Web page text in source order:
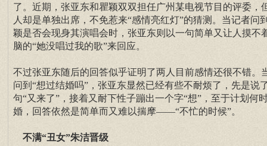
了。近期，张亚东和瞿颖双双担任广州某电视节目的评委，
人却是单独出席，不免惹来“感情亮红灯”的猜测。当记者问
颖是否会现身其演唱会时，张亚东则以一句简单又让人摸不
脑的“她没唱过我的歌”来回应。
不过张亚东随后的回答似乎证明了两人目前感情还很不错。
问到“想过结婚吗”，张亚东显然已经有些不耐烦了，先是说
句“又来了”，接着又耐下性子蹦出一个字“想”，至于计划何
婚，回答依然是简单而又难以揣摩——“不忙的时候”。
不满“丑女”朱洁晋级